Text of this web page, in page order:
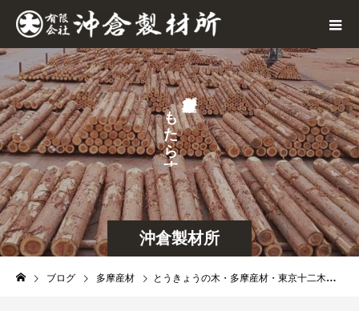
沖倉製材所
が
も
た
ら
す
ブログ 多摩産材 とうきょうの木・多摩産材・東京十二木の杖